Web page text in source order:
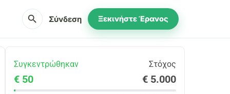
search Σύνδεση Ξεκινήστε Έρανος
Συγκεντρώθηκαν Στόχος
€ 50 € 5.000